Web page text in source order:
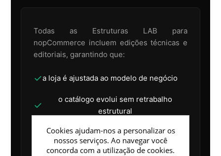
Todas as Estruturas LAB para
nopCommerce incluem edições técnicas e
editoriais, garantindo que:
✓a loja é ajustada ao modelo de negócio
✓
o catálogo evolui sem retrabalho
estrutural
a base técnica mantém coerência ao
longo do tempo
Cookies ajudam-nos a personalizar os
nossos serviços. Ao navegar você
concorda com a utilização de cookies.